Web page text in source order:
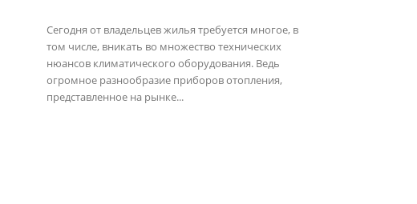
Сегодня от владельцев жилья требуется многое, в
том числе, вникать во множество технических
нюансов климатического оборудования. Ведь
огромное разнообразие приборов отопления,
представленное на рынке...